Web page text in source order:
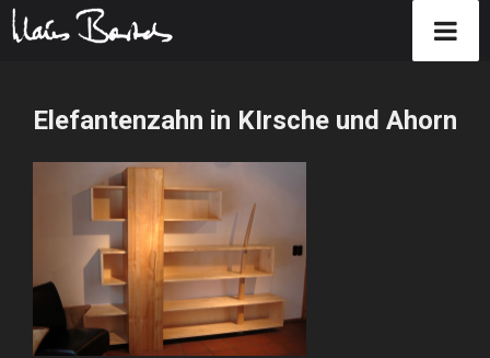
springenElefantenzahn in KIrsche und Ahorn